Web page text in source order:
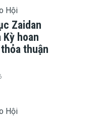
Hội
Zaidan
Kỳ hoan
thuận
Hội